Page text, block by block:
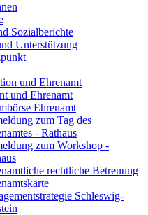
Sozialberichte
Unterstützung
und Ehrenamt
und Ehrenamt
Ehrenamt
zum Tag des
- Rathaus
zum Workshop -
rechtliche Betreuung
Schleswig-